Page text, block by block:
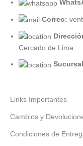
Correo:
Cercado de Lima
Links Importantes
Cambios y
Condiciones de